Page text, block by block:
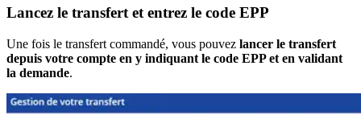
Lancez le transfert et entrez le code EPP
Une fois le transfert commandé, vous pouvez lancer le transfert
depuis votre compte en y indiquant le code EPP et en validant
la demande.